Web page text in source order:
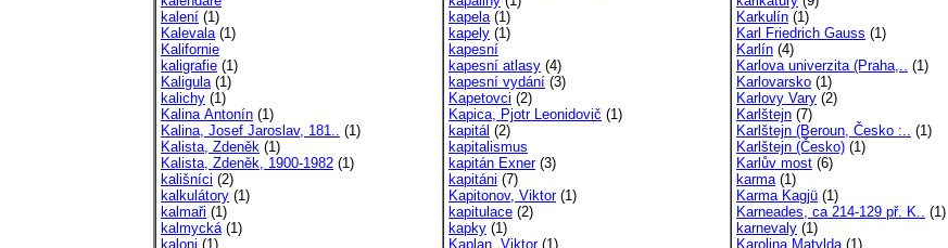
kalení (1)
Kalevala(1)
Kalifornie
kaligrafie (1)
Kaligula(1)
kalichy (1)
Kalina Antonín (1)
Kalina, Josef Jaroslav, 181.. (1)
Kalista, Zdeněk (1)
Kalista, Zdeněk, 1900-1982 (1)
kališníci (2)
kalkulátory (1)
kalmaři (1)
kalmycká(1)
kaloni (1)
kapela(1)
kapely (1)
kapesní
kapesní atlasy (4)
kapesní vydání (3)
Kapetovci (2)
Kapica, Pjotr Leonidovič (1)
kapitál (2)
kapitalismus
kapitán Exner(3)
kapitáni (7)
Kapitonov, Viktor(1)
kapitulace (2)
kapky (1)
Kaplan, Viktor(1)
Karkulín (1)
Karl Friedrich Gauss (1)
Karlín (4)
Karlova univerzita (Praha,.. (1)
Karlovarsko (1)
Karlovy Vary (2)
Karlštejn (7)
Karlštejn (Beroun, Česko :.. (1)
Karlštejn (Česko) (1)
Karlův most (6)
karma(1)
Karma Kagjü (1)
Karneades, ca 214-129 př. K.. (1)
karnevaly (1)
Karolina Matylda (1)